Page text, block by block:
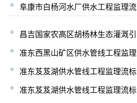
阜康市白杨河水厂供水工程监理流标公告
昌吉国家农高区胡杨林生态灌溉引水工程EPC总承包流标公告
准东西黑山矿区供水管线工程监理流标公告
准东芨芨湖供水管线工程监理流标公告
准东芨芨湖供水管线工程监理流标公告